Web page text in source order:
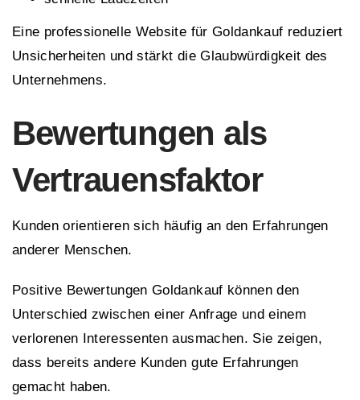
Eine professionelle Website für Goldankauf reduziert
Unsicherheiten und stärkt die Glaubwürdigkeit des
Unternehmens.
Bewertungen als
Vertrauensfaktor
Kunden orientieren sich häufig an den Erfahrungen
anderer Menschen.
Positive Bewertungen Goldankauf können den
Unterschied zwischen einer Anfrage und einem
verlorenen Interessenten ausmachen. Sie zeigen,
dass bereits andere Kunden gute Erfahrungen
gemacht haben.